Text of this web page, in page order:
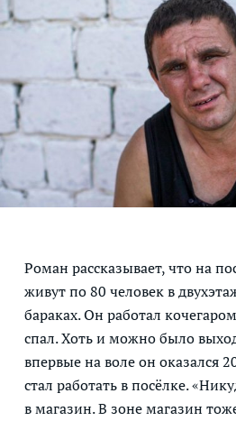
Роман рассказывает, что на
живут по 80 человек в
бараках. Он работал
спал. Хоть и можно было
впервые на воле он оказался
стал работать в посёлке.
в магазин. В зоне магазин